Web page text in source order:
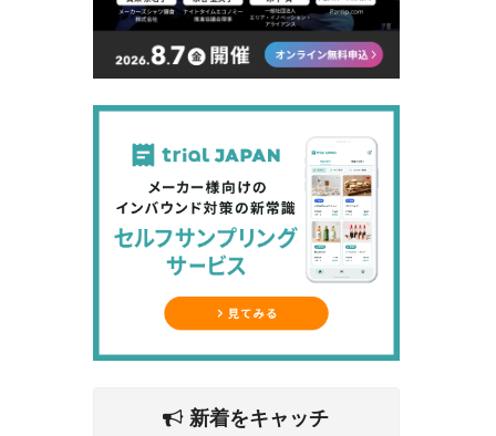
新着をキャッチ